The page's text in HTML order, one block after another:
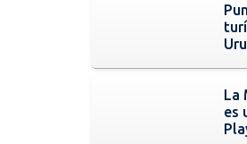
La
es